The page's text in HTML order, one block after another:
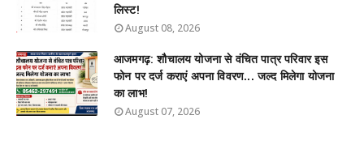
लिस्ट!
August 08, 2026
आजमगढ़: शौचालय योजना से वंचित पात्र परिवार इस
फोन पर दर्ज कराएं अपना विवरण... जल्द मिलेगा योजना
का लाभ!
August 07, 2026